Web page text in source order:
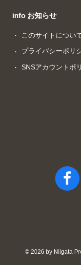
info お知らせ
このサイトについ
プライバシーポリ
SNSアカウントポ
© 2026 by Niigata